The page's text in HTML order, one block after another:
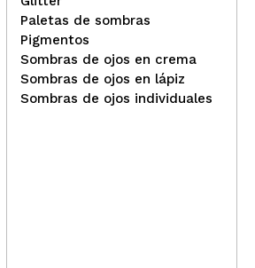
Technic Cosmetics - Paleta
de sombras de ojos
Paletas de sombras
Pigmentos
Sombras de ojos en crema
Sombras de ojos en lápiz
Sombras de ojos individuales